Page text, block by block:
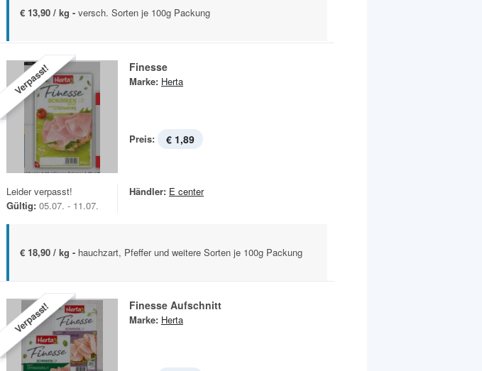
€ 13,90 / kg - versch. Sorten je 100g Packung
Verpasst! Finesse
Marke: Herta
Preis: € 1,89
Leider verpasst!
Gültig: 05.07. - 11.07.
Händler: E center
€ 18,90 / kg - hauchzart, Pfeffer und weitere Sorten je 100g Packung
Verpasst! Finesse Aufschnitt
Marke: Herta